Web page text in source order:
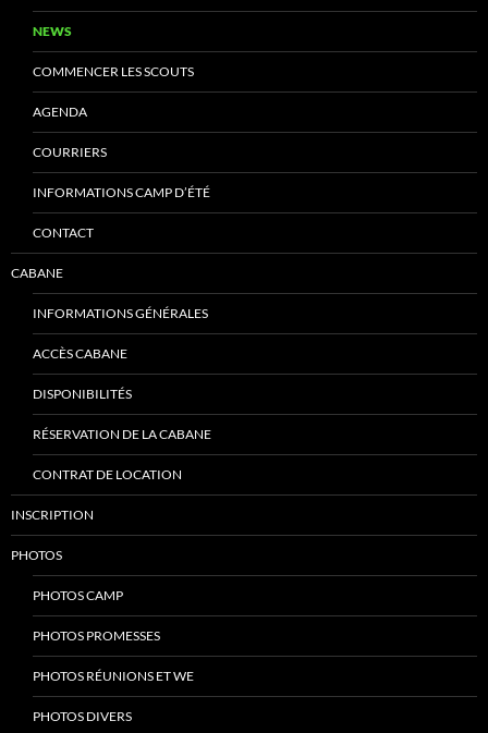
NEWS
COMMENCER LES SCOUTS
AGENDA
COURRIERS
INFORMATIONS CAMP D’ÉTÉ
CONTACT
CABANE
INFORMATIONS GÉNÉRALES
ACCÈS CABANE
DISPONIBILITÉS
RÉSERVATION DE LA CABANE
CONTRAT DE LOCATION
INSCRIPTION
PHOTOS
PHOTOS CAMP
PHOTOS PROMESSES
PHOTOS RÉUNIONS ET WE
PHOTOS DIVERS